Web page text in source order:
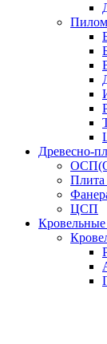
Древесно-
Плита
ЦСП